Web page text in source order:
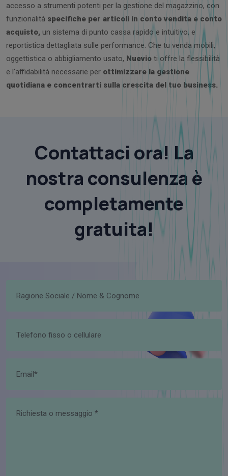
accesso a strumenti potenti per la gestione del magazzino, con
funzionalità specifiche per articoli in conto vendita e conto
acquisto, un sistema di punto cassa rapido e intuitivo, e
reportistica dettagliata sulle performance. Che tu venda mobili,
oggettistica o abbigliamento usato, Nuevio ti offre la flessibilità
e l'affidabilità necessarie per ottimizzare la gestione
quotidiana e concentrarti sulla crescita del tuo business.
Contattaci ora! La
nostra consulenza è
completamente
gratuita!